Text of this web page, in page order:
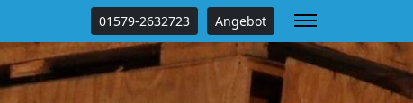
01579-2632723 Angebot